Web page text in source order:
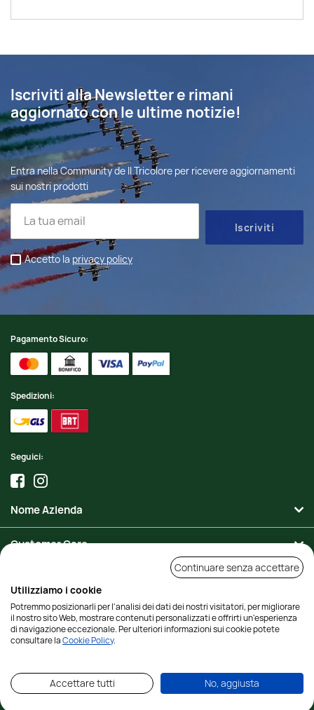
Iscriviti alla Newsletter e rimani
aggiornato con le ultime notizie!
Entra nella Community de Il Tricolore per ricevere aggiornamenti
sui nostri prodotti
Accetto la privacy policy
Pagamento Sicuro:
Spedizioni:
Seguici:
Nome Azienda
Customer Care
Contatti
C.F.: 04198010482 - REA: FI - 424430 - Via della Scala, 25/r - Tutti i diritti
Riservati -Informativa Cookies- Credits:Studio CappelloeAdviva
Continuare senza accettare
Utilizziamo i cookie
Potremmo posizionarli per l'analisi dei dati dei nostri visitatori, per migliorare
il nostro sito Web, mostrare contenuti personalizzati e offrirti un'esperienza
di navigazione eccezionale. Per ulteriori informazioni sui cookie potete
consultare laCookie Policy.
Accettare tutti No, aggiusta